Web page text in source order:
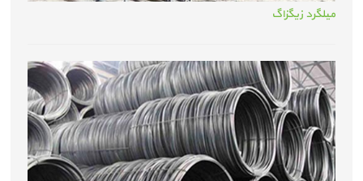
میلگرد زیگزاگ